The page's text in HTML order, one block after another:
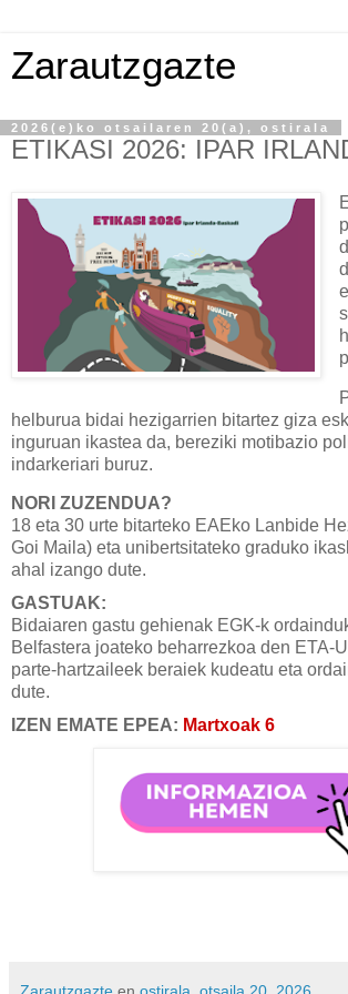
Zarautzgazte
2026(e)ko otsailaren 20(a), ostirala
ETIKASI 2026: IPAR
helburua bidai hezigarrien bitartez giza
inguruan ikastea da, bereziki motibazio
indarkeriari buruz.
NORI ZUZENDUA?
18 eta 30 urte bitarteko EAEko Lanbide
Goi Maila) eta unibertsitateko graduko
ahal izango dute.
GASTUAK:
Bidaiaren gastu gehienak EGK-k
Belfastera joateko beharrezkoa den ETA-
parte-hartzaileek beraiek kudeatu eta
dute.
IZEN EMATE EPEA: Martxoak 6